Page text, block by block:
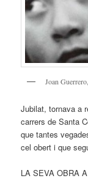
Joan
Jubilat, tornava a
carrers de Santa
que tantes
cel obert i que
LA SEVA OBRA